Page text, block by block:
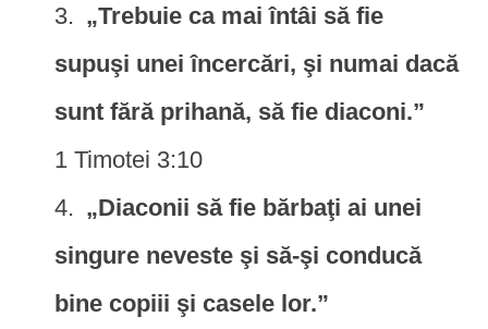
„Trebuie ca mai întâi să fie
supuşi unei încercări, şi numai dacă
sunt fără prihană, să fie diaconi.”
1 Timotei 3:10
„Diaconii să fie bărbaţi ai unei
singure neveste şi să-şi conducă
bine copiii şi casele lor.”